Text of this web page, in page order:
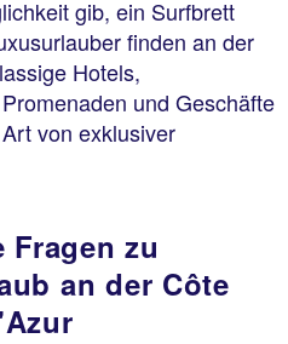
gib, ein Surfbrett
finden an der
Hotels,
und Geschäfte
von exklusiver
Fragen zu
an der Côte